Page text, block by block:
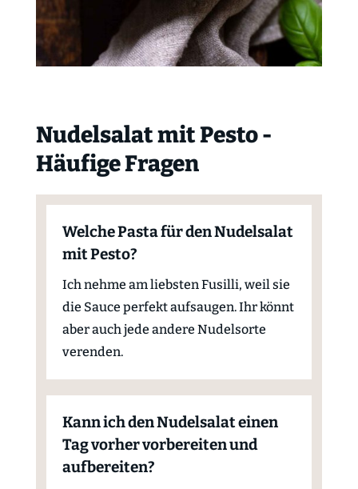
Nudelsalat mit Pesto -
Häufige Fragen
Welche Pasta für den Nudelsalat
mit Pesto?
Ich nehme am liebsten Fusilli, weil sie
die Sauce perfekt aufsaugen. Ihr könnt
aber auch jede andere Nudelsorte
verenden.
Kann ich den Nudelsalat einen
Tag vorher vorbereiten und
aufbereiten?